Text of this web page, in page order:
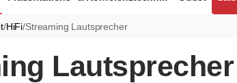
/HiFi/Streaming Lautsprecher
Lautsprecher